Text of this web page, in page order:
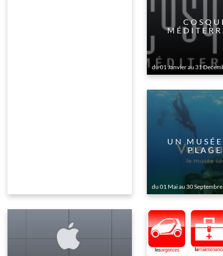
du 01 Janvier au 31
UN
du 01 Mai au 30 Septembre